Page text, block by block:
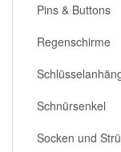
Pins & Buttons
Regenschirme
Schnürsenkel
Socken und